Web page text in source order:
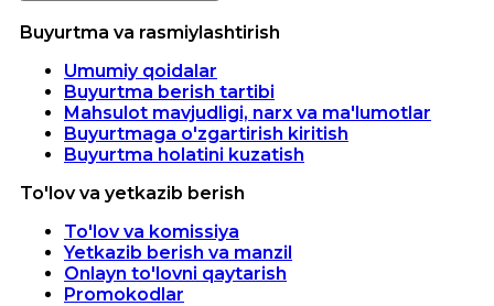
Buyurtma va rasmiylashtirish
Umumiy qoidalar
Buyurtma berish tartibi
Mahsulot mavjudligi, narx va ma'lumotlar
Buyurtmaga o'zgartirish kiritish
Buyurtma holatini kuzatish
To'lov va yetkazib berish
To'lov va komissiya
Yetkazib berish va manzil
Onlayn to'lovni qaytarish
Promokodlar